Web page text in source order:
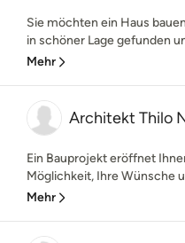
Sie möchten ein Haus
in schöner Lage gefunden
Mehr
Architekt Thilo
Ein Bauprojekt eröffnet
Möglichkeit, Ihre Wünsche
Mehr